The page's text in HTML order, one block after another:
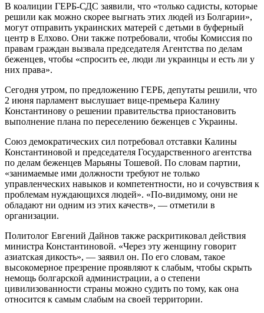
В коалиции ГЕРБ-СДС заявили, что «только садисты, которые
решили как можно скорее выгнать этих людей из Болгарии»,
могут отправить украинских матерей с детьми в буферный
центр в Елхово. Они также потребовали, чтобы Комиссия по
правам граждан вызвала председателя Агентства по делам
беженцев, чтобы «спросить ее, люди ли украинцы и есть ли у
них права».
Сегодня утром, по предложению ГЕРБ, депутаты решили, что
2 июня парламент выслушает вице-премьера Калину
Константинову о решении правительства приостановить
выполнение плана по переселению беженцев с Украины.
Союз демократических сил потребовал отставки Калины
Константиновой и председателя Государственного агентства
по делам беженцев Марьяны Тошевой. По словам партии,
«занимаемые ими должности требуют не только
управленческих навыков и компетентности, но и сочувствия к
проблемам нуждающихся людей». «По-видимому, они не
обладают ни одним из этих качеств», — отметили в
организации.
Политолог Евгений Дайнов также раскритиковал действия
министра Константиновой. «Через эту женщину говорит
азиатская дикость», — заявил он. По его словам, такое
высокомерное презрение проявляют к слабым, чтобы скрыть
немощь болгарской администрации, а о степени
цивилизованности страны можно судить по тому, как она
относится к самым слабым на своей территории.